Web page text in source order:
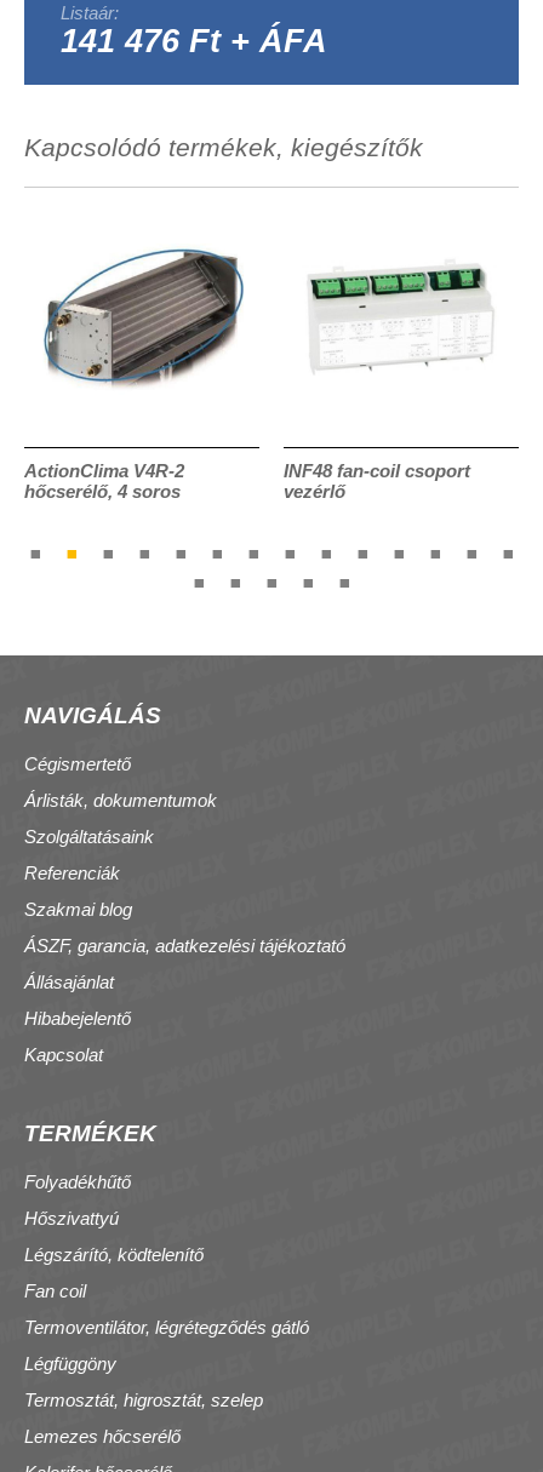
Listaár:
141 476 Ft + ÁFA
Kapcsolódó termékek, kiegészítők
ActionClima V4R-2
hőcserélő, 4 soros
INF48 fan-coil csoport
vezérlő
NAVIGÁLÁS
Cégismertető
Árlisták, dokumentumok
Szolgáltatásaink
Referenciák
Szakmai blog
ÁSZF, garancia, adatkezelési tájékoztató
Állásajánlat
Hibabejelentő
Kapcsolat
TERMÉKEK
Folyadékhűtő
Hőszivattyú
Légszárító, ködtelenítő
Fan coil
Termoventilátor, légrétegződés gátló
Légfüggöny
Termosztát, higrosztát, szelep
Lemezes hőcserélő